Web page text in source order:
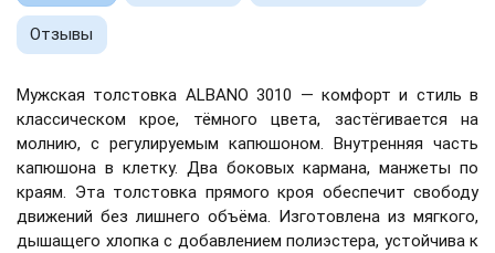
Отзывы
Мужская толстовка ALBANO 3010 — комфорт и стиль в
классическом крое, тёмного цвета, застёгивается на
молнию, с регулируемым капюшоном. Внутренняя часть
капюшона в клетку. Два боковых кармана, манжеты по
краям. Эта толстовка прямого кроя обеспечит свободу
движений без лишнего объёма. Изготовлена ​​из мягкого,
дышащего хлопка с добавлением полиэстера, устойчива к